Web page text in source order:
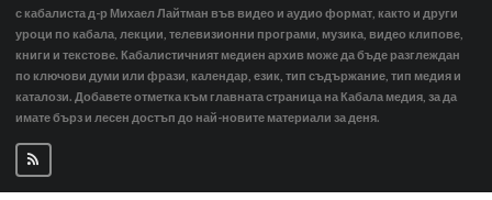
с кабалиста д-р Михаел Лайтман във видео и аудио формат, както и други
уроци по кабала, лекции, телевизионни програми, музика, видео клипове,
книги и текстове. Кабалистичният медиен архив може да бъде разглеждан
по ключови думи или фрази, календар, език, тип съдържание, тип медия и
каталози. Добавете отметка към главната страница на Кабала медия, за да
имате бърз и лесен достъп до най-новите материали за деня.